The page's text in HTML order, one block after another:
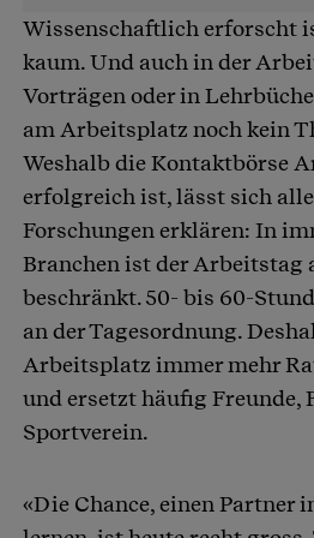
Wissenschaftlich erforscht
kaum. Und auch in der
Vorträgen oder in
am Arbeitsplatz noch kein
Weshalb die Kontaktbörse
erfolgreich ist, lässt sich
Forschungen erklären: In
Branchen ist der Arbeitstag
beschränkt. 50- bis 60-
an der Tagesordnung.
Arbeitsplatz immer mehr
und ersetzt häufig Freunde,
Sportverein.
«Die Chance, einen Partner